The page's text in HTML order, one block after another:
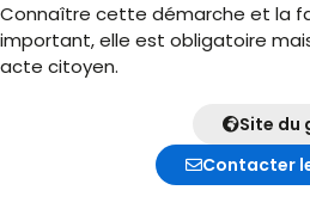
Connaître cette démarche et la
important, elle est obligatoire
acte citoyen.
Site du
Contacter